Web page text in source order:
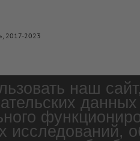
», 2017-2023
наш